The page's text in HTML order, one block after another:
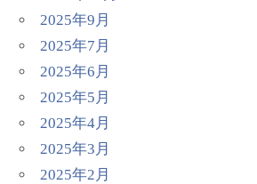
2025年9月
2025年7月
2025年6月
2025年5月
2025年4月
2025年3月
2025年2月